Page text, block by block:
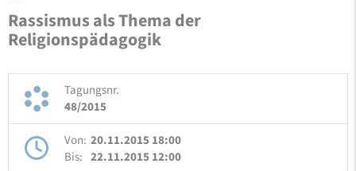
Rassismus als Thema der
Religionspädagogik
Tagungsnr.
48/2015
Von: 20.11.2015 18:00
Bis: 22.11.2015 12:00